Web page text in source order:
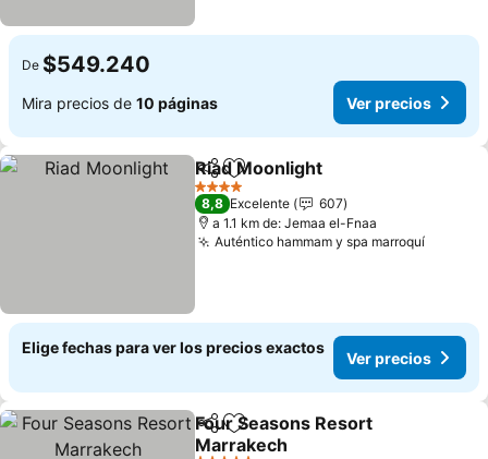
De $549.240
Mira precios de 10 páginas Ver precios
CompartirAgregar a favoritos
Riad Moonlight
4 Estrellas
8,8 Excelente
607
a 1.1 km de: Jemaa el-Fnaa
Auténtico hammam y spa marroquí
Elige fechas para ver los precios exactos
Ver precios
CompartirAgregar a favoritos
Four Seasons Resort
Marrakech